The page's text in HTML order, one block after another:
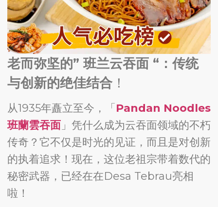
老而弥坚的” 班兰云吞面 “：传统
与创新的绝佳结合 ！
从1935年矗立至今，「 Pandan Noodles
班蘭雲吞面 」凭什么成为云吞面领域的不朽
传奇？它不仅是时光的见证，而且是对创新
的执着追求！现在，这位老祖宗带着数代的
秘密武器，已经在在Desa Tebrau亮相
啦！